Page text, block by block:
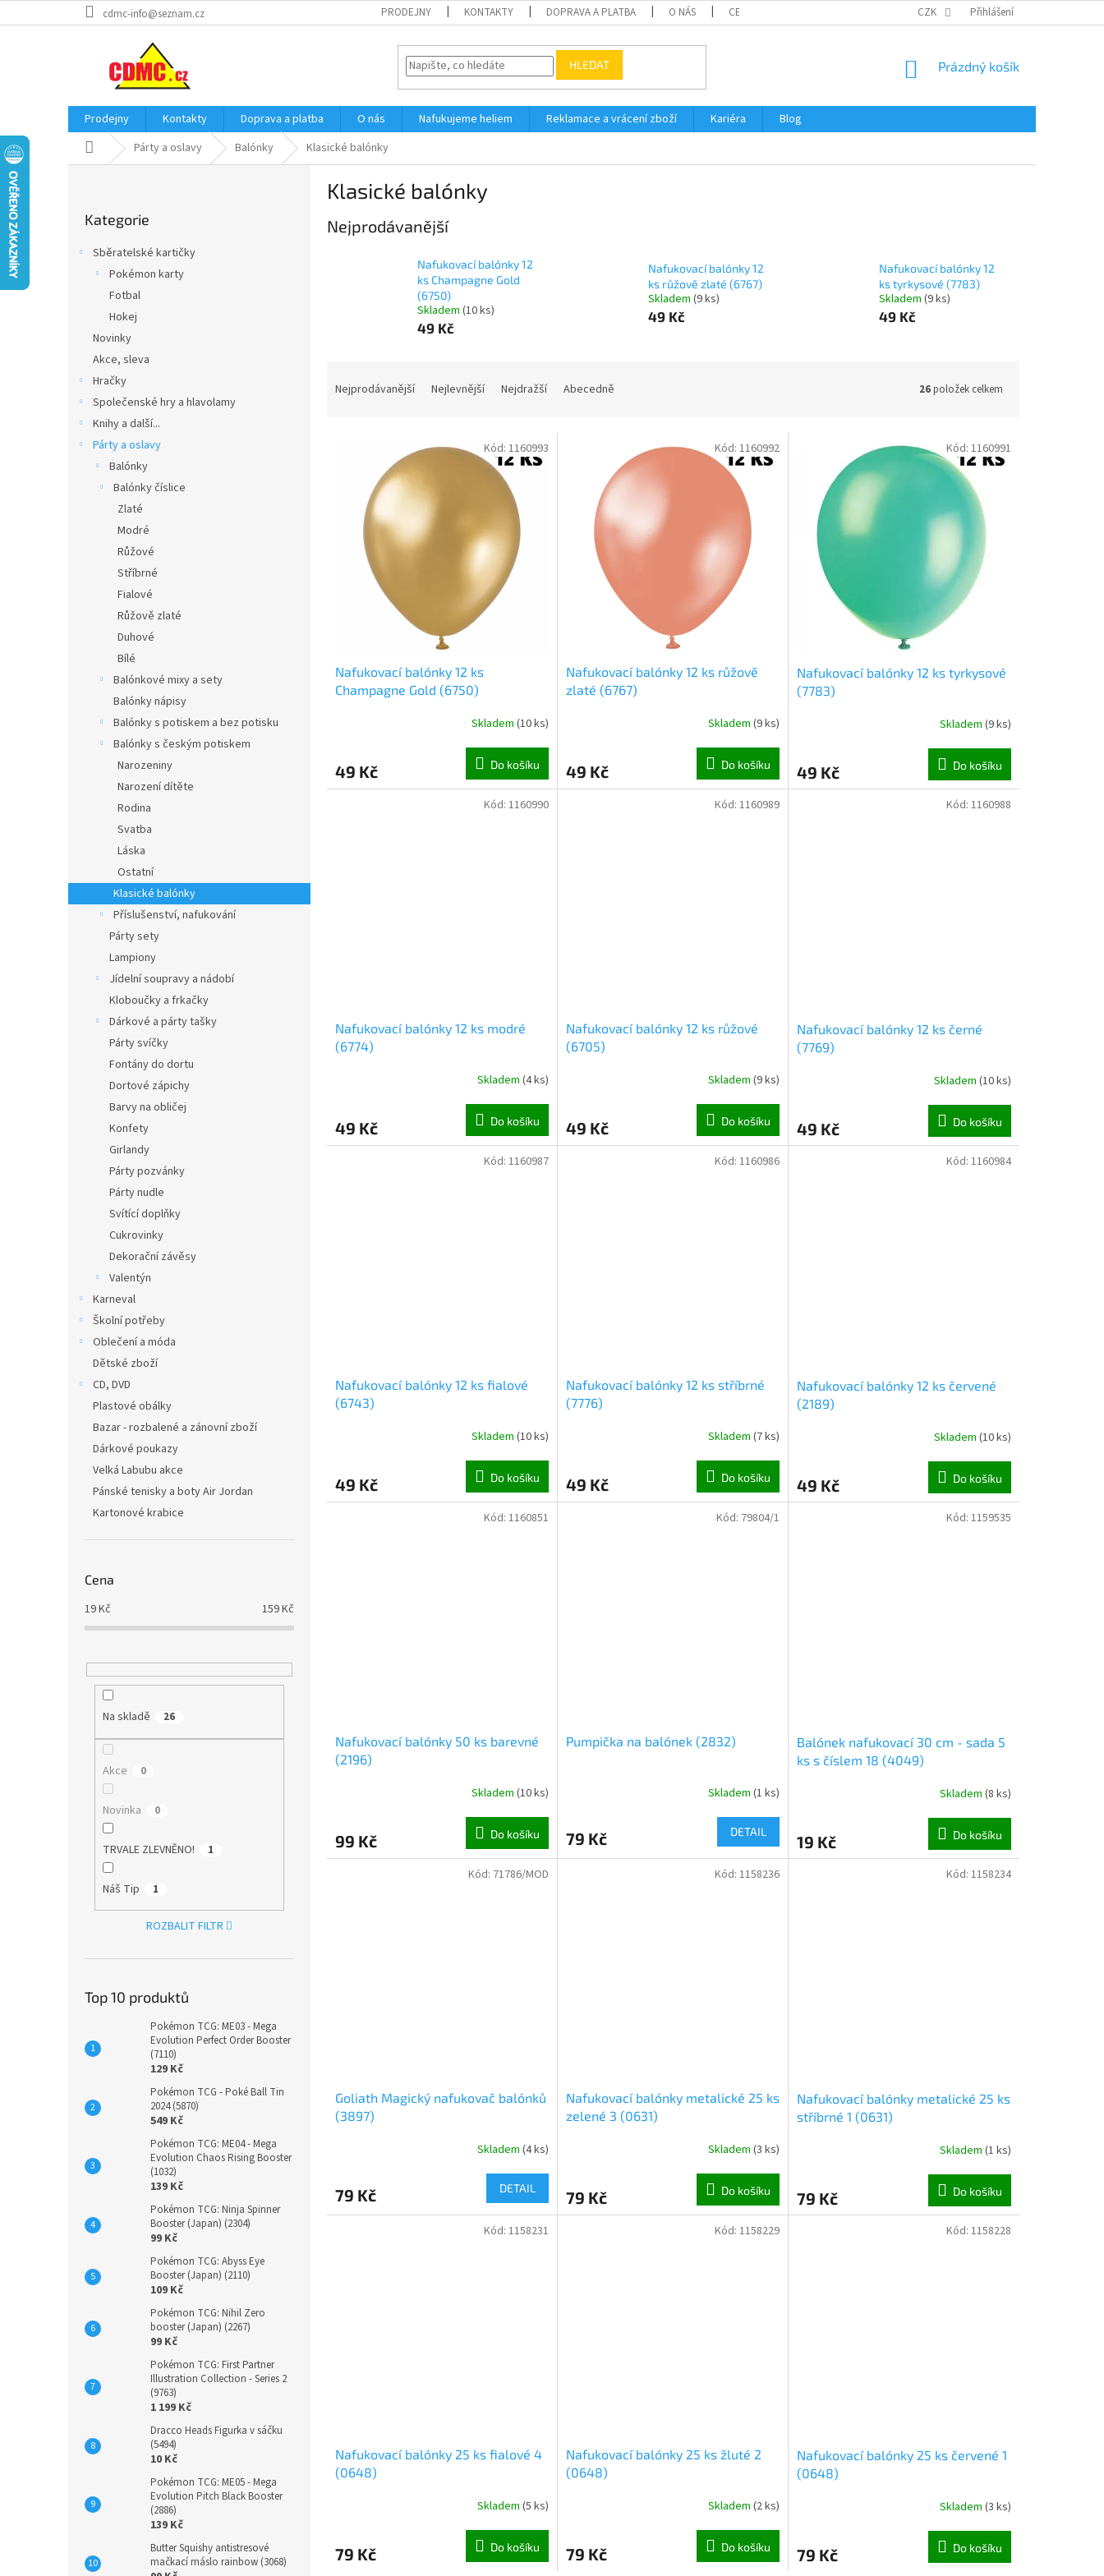
na
cdmc-info@seznam.cz PRODEJNY KONTAKTY DOPRAVA A PLATBA O NÁS CERTIFIKÁTY A NÁVODY OBCHODNÍ PODMÍNKY OCHRANA OSOBNÍCH
CZK Přihlášení
HLEDAT
NÁKUPNÍ
Prázdný košík
Prodejny Kontakty Doprava a platba O nás Nafukujeme heliem Reklamace a vrácení zboží Kariéra
Blog
Domů Párty a oslavy Balónky Klasické balónky
kategorie
Kategorie
Sběratelské kartičky
Pokémon karty
Fotbal
Hokej
Novinky
Akce, sleva
Hračky
Společenské hry a hlavolamy
Knihy a další...
Párty a oslavy
Balónky
Balónky číslice
Zlaté
Modré
Růžové
Stříbrné
Fialové
Růžově zlaté
Duhové
Bílé
Balónkové mixy a sety
Balónky nápisy
Balónky s potiskem a bez potisku
Balónky s českým potiskem
Narozeniny
Narození dítěte
Rodina
Svatba
Láska
Ostatní
Klasické balónky
Příslušenství, nafukování
Párty sety
Lampiony
Jídelní soupravy a nádobí
Kloboučky a frkačky
Dárkové a párty tašky
Párty svíčky
Fontány do dortu
Dortové zápichy
Barvy na obličej
Konfety
Girlandy
Párty pozvánky
Párty nudle
Svítící doplňky
Cukrovinky
Dekorační závěsy
Valentýn
Karneval
Školní potřeby
Oblečení a móda
Dětské zboží
CD, DVD
Plastové obálky
Bazar - rozbalené a zánovní zboží
Dárkové poukazy
Velká Labubu akce
Pánské tenisky a boty Air Jordan
Kartonové krabice
Cena
19Kč 159Kč
Na skladě 26
Akce 0
Novinka 0
TRVALE ZLEVNĚNO! 1
Náš Tip 1
ROZBALIT FILTR
Top 10 produktů
Pokémon TCG: ME03 - Mega
Evolution Perfect Order Booster
(7110)
129 Kč
Pokémon TCG - Poké Ball Tin
2024 (5870)
549 Kč
Pokémon TCG: ME04 - Mega
Evolution Chaos Rising Booster
(1032)
139 Kč
Pokémon TCG: Ninja Spinner
Booster (Japan) (2304)
99 Kč
Pokémon TCG: Abyss Eye
Booster (Japan) (2110)
109 Kč
Pokémon TCG: Nihil Zero
booster (Japan) (2267)
99 Kč
Pokémon TCG: First Partner
Illustration Collection - Series 2
(9763)
1 199 Kč
Dracco Heads Figurka v sáčku
(5494)
10 Kč
Pokémon TCG: ME05 - Mega
Evolution Pitch Black Booster
(2886)
139 Kč
Butter Squishy antistresové
mačkací máslo rainbow (3068)
Klasické balónky
Nejprodávanější
Nafukovací balónky 12
ks Champagne Gold
(6750)
Skladem (10 ks)
49 Kč
Nafukovací balónky 12
ks růžově zlaté (6767)
Skladem (9 ks)
49 Kč
Nafukovací balónky 12
ks tyrkysové (7783)
Skladem (9 ks)
49 Kč
Nejprodávanější Nejlevnější Nejdražší Abecedně 26položek celkem
Nafukovací balónky 12 ks
Champagne Gold (6750)
Skladem (10 ks)
49 Kč Do košíku
Kód: 1160993
Nafukovací balónky 12 ks růžově
zlaté (6767)
Skladem (9 ks)
49 Kč Do košíku
Kód: 1160992
Nafukovací balónky 12 ks tyrkysové
(7783)
Skladem (9 ks)
49 Kč Do košíku
Kód: 1160991
Nafukovací balónky 12 ks modré
(6774)
Skladem (4 ks)
49 Kč Do košíku
Kód: 1160990
Nafukovací balónky 12 ks růžové
(6705)
Skladem (9 ks)
49 Kč Do košíku
Kód: 1160989
Nafukovací balónky 12 ks černé
(7769)
Skladem (10 ks)
49 Kč Do košíku
Kód: 1160988
Nafukovací balónky 12 ks fialové
(6743)
Skladem (10 ks)
49 Kč Do košíku
Kód: 1160987
Nafukovací balónky 12 ks stříbrné
(7776)
Skladem (7 ks)
49 Kč Do košíku
Kód: 1160986
Nafukovací balónky 12 ks červené
(2189)
Skladem (10 ks)
49 Kč Do košíku
Kód: 1160984
Nafukovací balónky 50 ks barevné
(2196)
Skladem (10 ks)
99 Kč Do košíku
Kód: 1160851
Pumpička na balónek (2832)
Skladem (1 ks)
79 Kč DETAIL
Kód: 79804/1
Balónek nafukovací 30 cm - sada 5
ks s číslem 18 (4049)
Skladem (8 ks)
19 Kč Do košíku
Kód: 1159535
Goliath Magický nafukovač balónků
(3897)
Skladem (4 ks)
79 Kč DETAIL
Kód: 71786/MOD
Nafukovací balónky metalické 25 ks
zelené 3 (0631)
Skladem (3 ks)
79 Kč Do košíku
Kód: 1158236
Nafukovací balónky metalické 25 ks
stříbrné 1 (0631)
Skladem (1 ks)
79 Kč Do košíku
Kód: 1158234
Nafukovací balónky 25 ks fialové 4
(0648)
Skladem (5 ks)
79 Kč Do košíku
Kód: 1158231
Nafukovací balónky 25 ks žluté 2
(0648)
Skladem (2 ks)
79 Kč Do košíku
Kód: 1158229
Nafukovací balónky 25 ks červené 1
(0648)
Skladem (3 ks)
79 Kč Do košíku
Kód: 1158228